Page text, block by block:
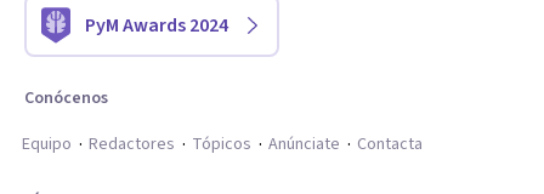
PyM Awards 2024
Conócenos
Equipo
Redactores Tópicos Anúnciate Contacta